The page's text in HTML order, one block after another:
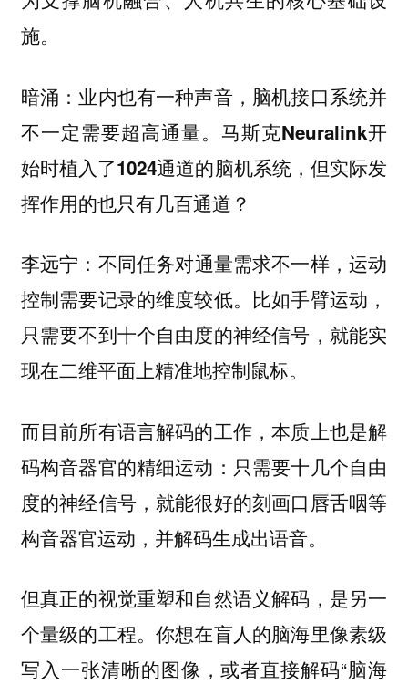
施。
暗涌：业内也有一种声音，脑机接口系统并
不一定需要超高通量。马斯克Neuralink开
始时植入了1024通道的脑机系统，但实际发
挥作用的也只有几百通道？
李远宁： 不同任务对通量需求不一样，运动
控制需要记录的维度较低。比如手臂运动，
只需要不到十个自由度的神经信号，就能实
现在二维平面上精准地控制鼠标。
而目前所有语言解码的工作，本质上也是解
码构音器官的精细运动：只需要十几个自由
度的神经信号，就能很好的刻画口唇舌咽等
构音器官运动，并解码生成出语音。
但真正的视觉重塑和自然语义解码，是另一
个量级的工程。你想在盲人的脑海里像素级
写入一张清晰的图像，或者直接解码“脑海